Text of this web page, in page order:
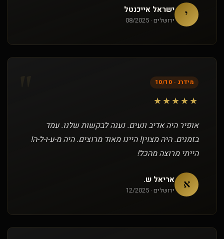
י ישראל אייכנטל
ירושלים · 08/2025
מידרג · 10/10
★★★★★
אופיר היה אדיב ונעים. נענה לבקשות שלנו. עמד
בזמנים. היה מצוין! היינו מאוד מרוצים. היה מ-ע-ו-ל-ה!
הייתי מרוצה מהכל!
א אריאל ש.
ירושלים · 12/2025